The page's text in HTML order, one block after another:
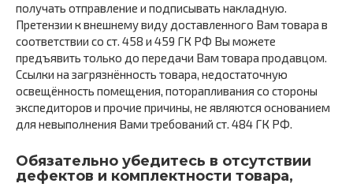
получать отправление и подписывать накладную.
Претензии к внешнему виду доставленного Вам товара в
соответствии со ст. 458 и 459 ГК РФ Вы можете
предъявить только до передачи Вам товара продавцом.
Ссылки на загрязнённость товара, недостаточную
освещённость помещения, поторапливания со стороны
экспедиторов и прочие причины, не являются основанием
для невыполнения Вами требований ст. 484 ГК РФ.
Обязательно убедитесь в отсутствии
дефектов и комплектности товара,